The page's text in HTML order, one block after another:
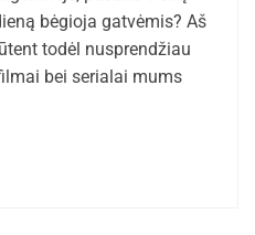
bėgioja gatvėmis? Aš
todėl nusprendžiau
bei serialai mums